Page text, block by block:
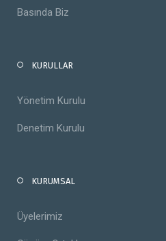
Basında Biz
KURULLAR
Yönetim Kurulu
Denetim Kurulu
KURUMSAL
Üyelerimiz